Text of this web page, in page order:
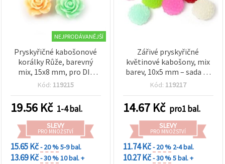
NEJPRODÁVANĚJŠÍ
Pryskyřičné kabošonové
korálky Růže, barevný
mix, 15x8 mm, pro DIY
výrobu šperků – 10 ks
Kód: 119215
19.56 Kč 1-4 bal.
SLEVY
PRO MNOŽSTVÍ
15.65 Kč- 20 %5-9 bal.
13.69 Kč- 30 %10 bal. +
Zářivé pryskyřičné
květinové kabošony, mix
barev, 10x5 mm – sada 20
ks pro šperky a kreativní
Kód: 119217
14.67 Kč pro1 bal.
SLEVY
PRO MNOŽSTVÍ
11.74 Kč- 20 % 2-4 bal.
10.27 Kč- 30 %5 bal. +